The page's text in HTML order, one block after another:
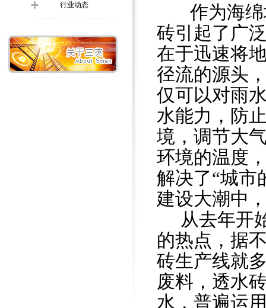
作为海
砖引起了广
在于迅速将
径流的源头
仅可以对雨
水能力，防
境，调节大
环境的温度
解决了“城市
建设大潮中
从去年开
的热点，据
砖生产线就
废料，透水
水，普遍运
行业动态